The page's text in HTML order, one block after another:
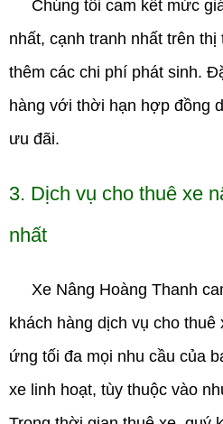
Chúng tôi cam kết mức
nhất, cạnh tranh nhất trên
thêm các chi phí phát sinh.
hàng với thời hạn hợp đồng
ưu đãi.
3. Dịch vụ cho thuê xe
nhất
Xe Nâng Hoàng Thanh
khách hàng dịch vụ cho
ứng tối đa mọi nhu cầu của
xe linh hoạt, tùy thuộc vào